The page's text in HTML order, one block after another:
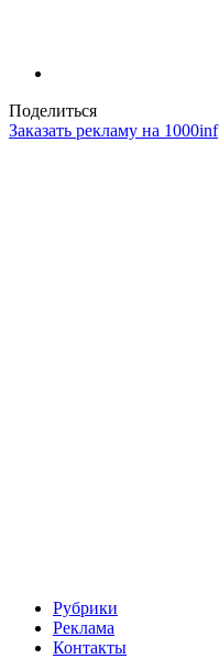
Поделиться
Заказать рекламу на 1000inf
Рубрики
Реклама
Контакты